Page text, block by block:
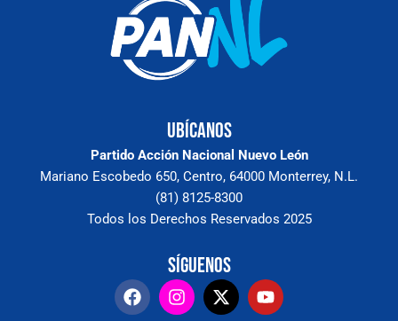
Ubícanos
Partido Acción Nacional Nuevo León
Mariano Escobedo 650, Centro, 64000 Monterrey, N.L.
(81) 8125-8300
Todos los Derechos Reservados 2025
Síguenos
F
a
I
n
X
-
Y
o